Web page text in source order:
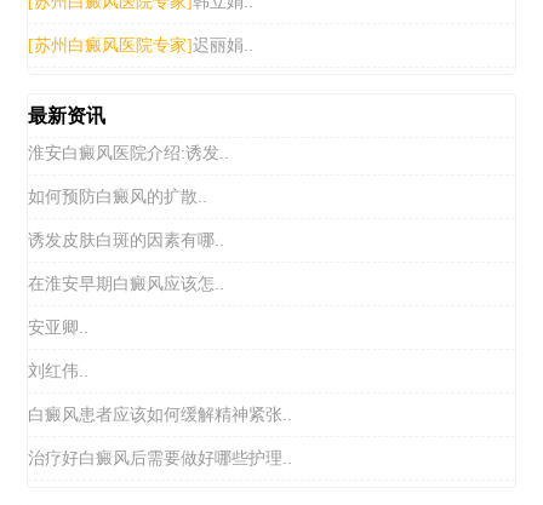
[苏州白癜风医院专家]迟丽娟..
最新资讯
淮安白癜风医院介绍:诱发..
如何预防白癜风的扩散..
诱发皮肤白斑的因素有哪..
在淮安早期白癜风应该怎..
安亚卿..
刘红伟..
白癜风患者应该如何缓解精神紧张..
治疗好白癜风后需要做好哪些护理..